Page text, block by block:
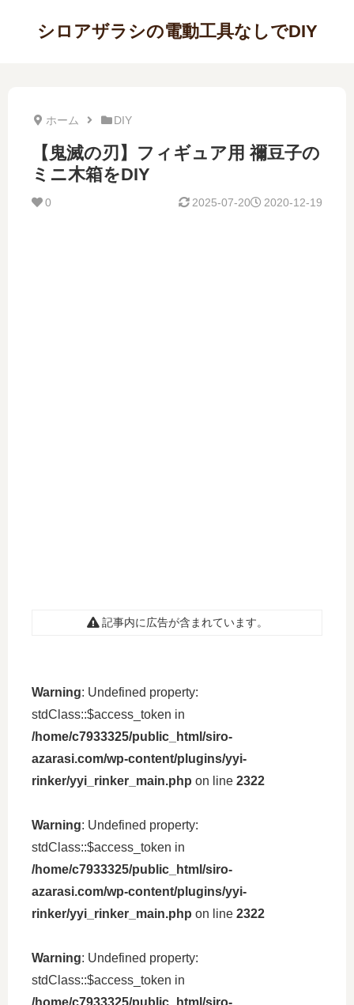
シロアザラシの電動工具なしでDIY
ホーム DIY
【鬼滅の刃】フィギュア用 禰󠄀豆子の
ミニ木箱をDIY
0 2020-12-19
2025-07-20
記事内に広告が含まれています。
Warning: Undefined property:
stdClass::$access_token in
/home/c7933325/public_html/siro-
azarasi.com/wp-content/plugins/yyi-
rinker/yyi_rinker_main.php on line 2322
Warning: Undefined property:
stdClass::$access_token in
/home/c7933325/public_html/siro-
azarasi.com/wp-content/plugins/yyi-
rinker/yyi_rinker_main.php on line 2322
Warning: Undefined property:
stdClass::$access_token in
/home/c7933325/public_html/siro-